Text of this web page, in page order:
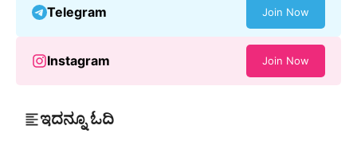
Telegram Join Now
Instagram Join Now
ಇದನ್ನೂ ಓದಿ